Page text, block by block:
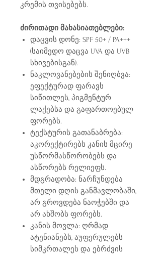
კრემის თვისებებს.
ძირითადი მახასიათებლები:
დაცვის დონე: SPF 50+ / PA+++
(საიმედო დაცვა UVA და UVB
სხივებისგან).
ნაკლოვანებების შენიღბვა:
ეფექტურად ფარავს
სიწითლეს, პიგმენტურ
ლაქებსა და გაფართოებულ
ფორებს.
ტექსტურის გათანაბრება:
აკორექტირებს კანის მცირე
უსწორმასწორობებს და
ასწორებს რელიეფს.
მდგრადობა: ნარჩუნდება
მთელი დღის განმავლობაში,
არ გროვდება ნაოჭებში და
არ ახშობს ფორებს.
კანის მოვლა: ღრმად
ატენიანებს, აუფერულებს
სიმკრთალეს და ებრძვის